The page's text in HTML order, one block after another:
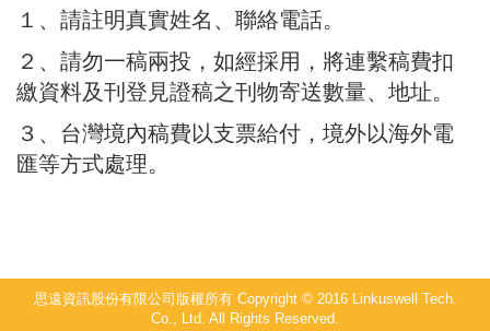
１、請註明真實姓名、聯絡電話。
２、請勿一稿兩投，如經採用，將連繫稿費扣
繳資料及刊登見證稿之刊物寄送數量、地址。
３、台灣境內稿費以支票給付，境外以海外電
匯等方式處理。
思遠資訊股份有限公司版權所有 Copyright © 2016 Linkuswell Tech.
Co., Ltd. All Rights Reserved.